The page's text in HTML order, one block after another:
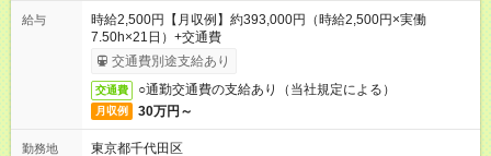
給与
時給2,500円【月収例】約393,000円（時給2,500円×実働
7.50h×21日）+交通費
交通費別途支給あり
交通費 ○通勤交通費の支給あり（当社規定による）
月収例 30万円～
勤務地
東京都千代田区